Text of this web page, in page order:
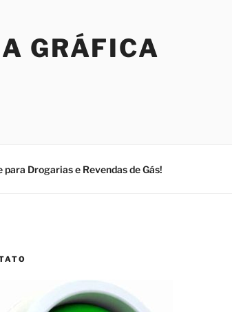
GRÁFICA
Drogarias e Revendas de Gás!